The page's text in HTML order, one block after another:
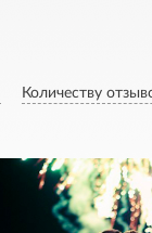
Количеству